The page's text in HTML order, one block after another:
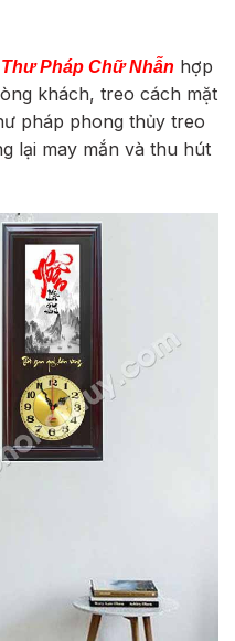
Pháp Chữ Nhẫn hợp
khách, treo cách mặt
pháp phong thủy treo
lại may mắn và thu hút